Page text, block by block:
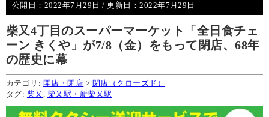
公開日： 2022年7月29日 / 更新日：2022年7月29日
柴又4丁目のスーパーマーケット「全日食チェ
ーン きくや」が7/8（金）をもって閉店、68年
の歴史に幕
カテゴリ: 開店・閉店 > 閉店（クローズド）
タグ: 柴又 柴又駅・新柴又駅